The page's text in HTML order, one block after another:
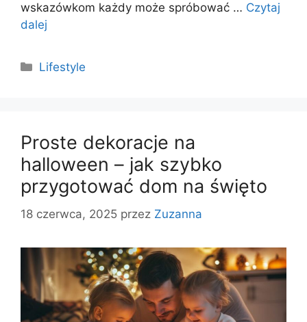
wskazówkom każdy może spróbować … Czytaj
dalej
Kategorie
Lifestyle
Proste dekoracje na
halloween – jak szybko
przygotować dom na święto
18 czerwca, 2025 przez Zuzanna